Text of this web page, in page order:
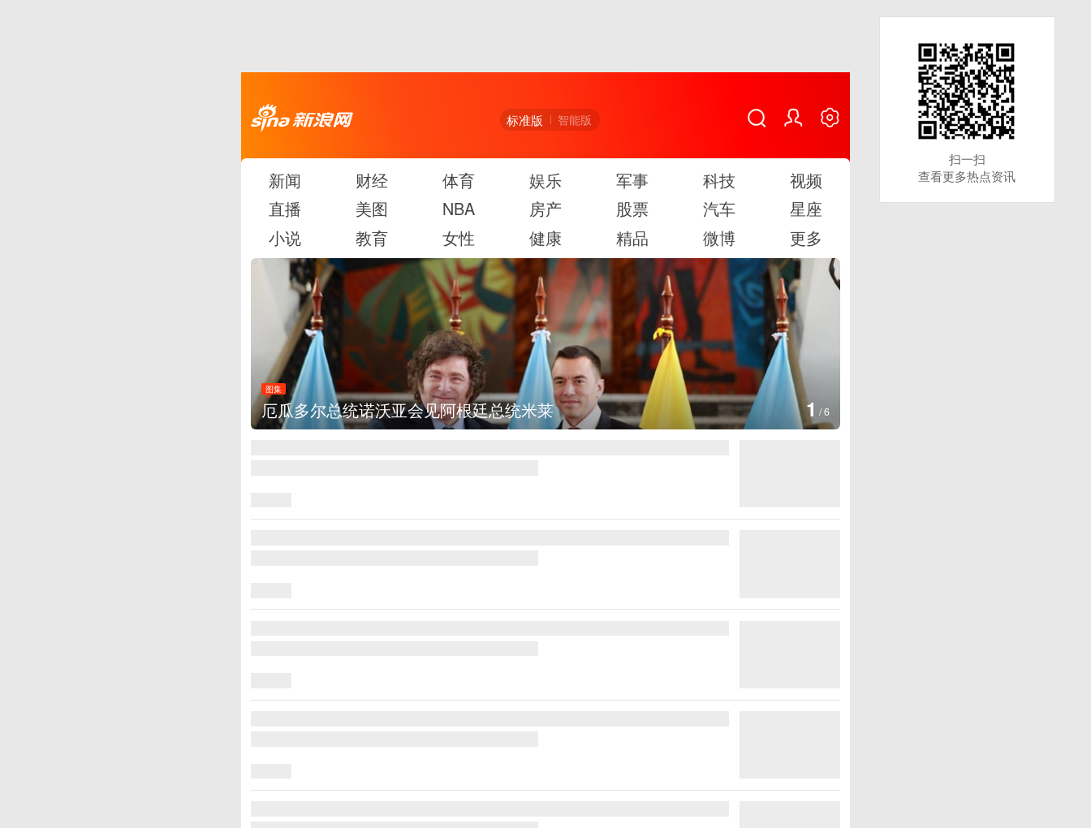
标准版 智能版
新闻 财经 体育 娱乐 军事 科技
视频
直播
美图 NBA 房产 股票 汽车
星座
小说
教育 女性 健康 精品 微博 更多
美国斯波坎：野火烧毁700多所房屋 2 /6
扫一扫
查看更多热点资讯
扫一扫
查看更多热点资讯